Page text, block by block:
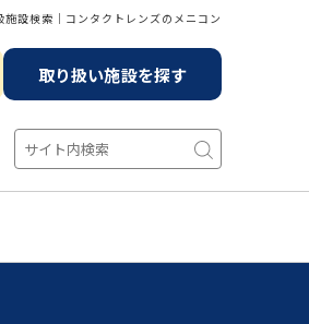
施設検索│コンタクトレンズのメニコン
取り扱い施設を探す